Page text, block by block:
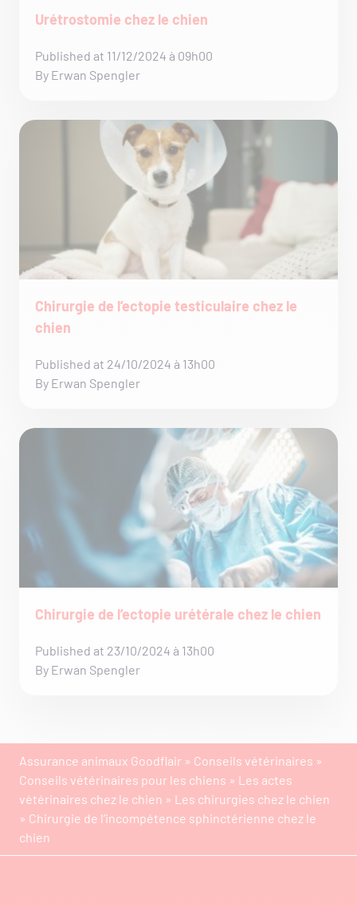
Urétrostomie chez le chien
Published at 11/12/2024 à 09h00
By Erwan Spengler
Chirurgie de l’ectopie testiculaire chez le
chien
Published at 24/10/2024 à 13h00
By Erwan Spengler
Chirurgie de l’ectopie urétérale chez le chien
Published at 23/10/2024 à 13h00
By Erwan Spengler
Assurance animaux Goodflair » Conseils vétérinaires »
Conseils vétérinaires pour les chiens » Les actes
vétérinaires chez le chien » Les chirurgies chez le chien
» Chirurgie de l’incompétence sphinctérienne chez le
chien